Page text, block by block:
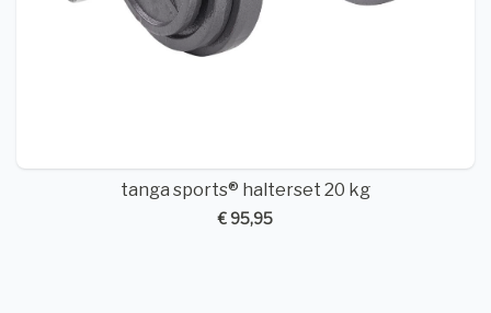
tanga sports® halterset 20 kg
€ 95,95